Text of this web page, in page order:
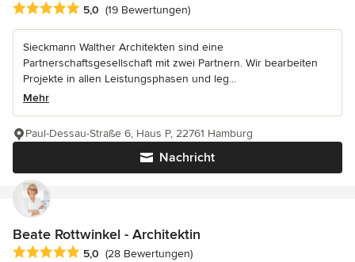
Durchschnittliche Bewertung: 5 von 5 Sternen
5,0 (19 Bewertungen)
Sieckmann Walther Architekten sind eine
Partnerschaftsgesellschaft mit zwei Partnern. Wir bearbeiten
Projekte in allen Leistungsphasen und leg...
Mehr
Nachricht
Paul-Dessau-Straße 6, Haus P, 22761 Hamburg
Beate Rottwinkel - Architektin
Durchschnittliche Bewertung: 5 von 5 Sternen
5,0 (28 Bewertungen)